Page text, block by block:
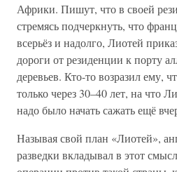
Африки. Пишут, что в своей
стремясь подчеркнуть, что
всерьёз и надолго, Лиотей
дороги от резиденции к порту
деревьев. Кто-то возразил ему,
только через 30–40 лет, на что
надо было начать сажать ещё
Называя свой план «Лиотей»,
разведки вкладывал в этот